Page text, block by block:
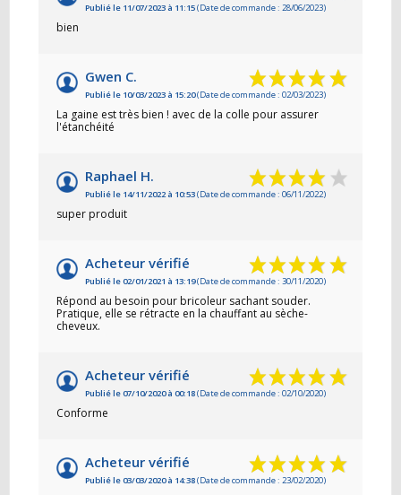
Publié le 11/07/2023 à 11:15(Date de commande : 28/06/2023)
bien
Gwen C.
Publié le 10/03/2023 à 15:20(Date de commande : 02/03/2023)
La gaine est très bien ! avec de la colle pour assurer
l'étanchéité
Raphael H.
Publié le 14/11/2022 à 10:53(Date de commande : 06/11/2022)
super produit
Acheteur vérifié
Publié le 02/01/2021 à 13:19(Date de commande : 30/11/2020)
Répond au besoin pour bricoleur sachant souder.
Pratique, elle se rétracte en la chauffant au sèche-
cheveux.
Acheteur vérifié
Publié le 07/10/2020 à 00:18(Date de commande : 02/10/2020)
Conforme
Acheteur vérifié
Publié le 03/03/2020 à 14:38(Date de commande : 23/02/2020)